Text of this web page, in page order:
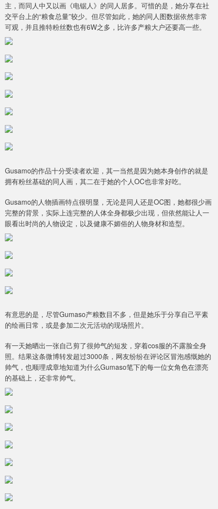
主，而同人中又以画《电锯人》的同人居多。可惜的是，她分享在社
交平台上的“粮食总量”较少。但尽管如此，她的同人图数据依然非常
可观，并且推特粉丝数也有6W之多，比许多产粮大户还要高一些。
Gusamo的作品十分受读者欢迎，其一当然是因为她本身创作的就是
拥有粉丝基础的同人画，其二在于她的个人OC也非常好吃。
Gusamo的人物插画特点很明显，无论是同人还是OC图，她都很少画
完整的背景，实际上连完整的人体全身都极少出现，但依然能让人一
眼看出时尚的人物设定，以及健康不媚俗的人物身材和造型。
有意思的是，尽管Gumaso产粮数目不多，但是她乐于分享自己平素
的绘画日常，或是参加二次元活动的现场照片。
有一天她晒出一张自己剪了很帅气的短发，穿着cos服的不露脸全身
照。结果这条微博转发超过3000条，网友纷纷在评论区冒泡感慨她的
帅气，也顺理成章地知道为什么Gumaso笔下的每一位女角色在漂亮
的基础上，还非常帅气。